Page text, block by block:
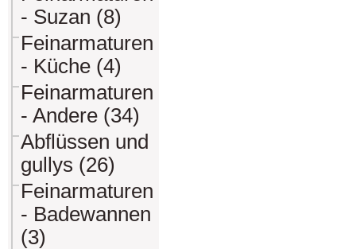
- Suzan (8)
Feinarmaturen
- Küche (4)
Feinarmaturen
- Andere (34)
Abflüssen und
gullys (26)
Feinarmaturen
- Badewannen
(3)